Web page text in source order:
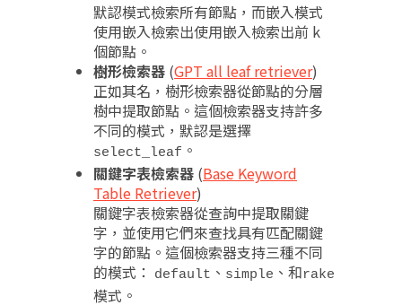
默認模式檢索所有節點，而嵌入模式
使用嵌入檢索出使用嵌入檢索出前 k
個節點。
樹形檢索器 (GPT all leaf retriever)
正如其名，樹形檢索器從節點的分層
樹中提取節點。這個檢索器支持許多
不同的模式，默認是選擇
select_leaf 。
關鍵字表檢索器 (Base Keyword
Table Retriever)
關鍵字表檢索器從查詢中提取關鍵
字，並使用它們來查找具有匹配關鍵
字的節點。這個檢索器支持三種不同
的模式：
default 、 simple 、和rake
模式。